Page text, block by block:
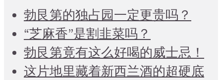
勃艮第的独占园一定更贵吗？
“芝麻香”是割韭菜吗？
勃艮第竟有这么好喝的威士忌！
这片地里藏着新西兰酒的超硬底